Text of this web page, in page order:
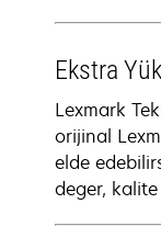
Ekstra
Lexmark
orijinal
elde
deger,